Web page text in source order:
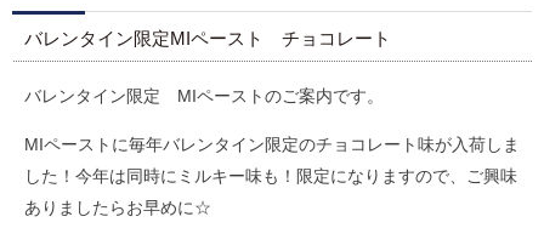
バレンタイン限定MIペースト チョコレート
バレンタイン限定 MIペーストのご案内です。
MIペーストに毎年バレンタイン限定のチョコレート味が入荷しま
した！今年は同時にミルキー味も！限定になりますので、ご興味
ありましたらお早めに☆